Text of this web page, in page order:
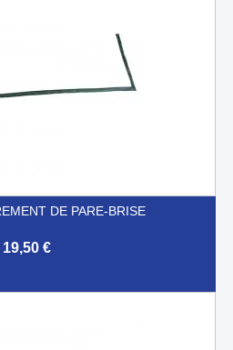
DE PARE-BRISE
19,50 €